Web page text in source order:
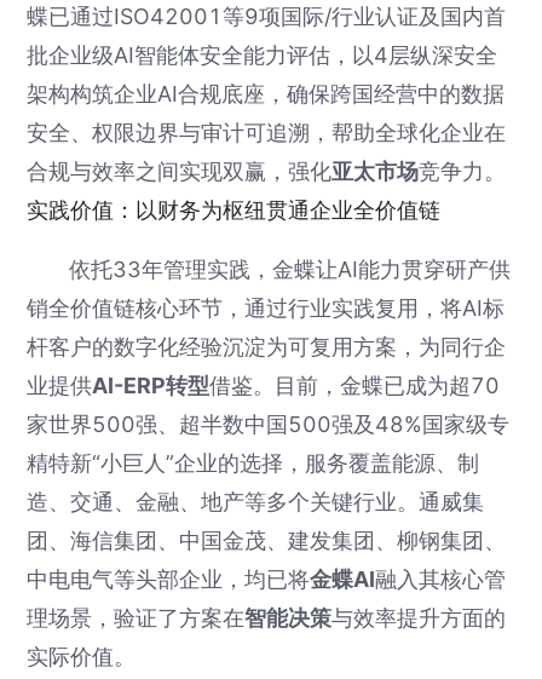
蝶已通过ISO42001等9项国际/行业认证及国内首
批企业级AI智能体安全能力评估，以4层纵深安全
架构构筑企业AI合规底座，确保跨国经营中的数据
安全、权限边界与审计可追溯，帮助全球化企业在
合规与效率之间实现双赢，强化亚太市场竞争力。
实践价值：以财务为枢纽贯通企业全价值链
依托33年管理实践，金蝶让AI能力贯穿研产供
销全价值链核心环节，通过行业实践复用，将AI标
杆客户的数字化经验沉淀为可复用方案，为同行企
业提供AI-ERP转型借鉴。目前，金蝶已成为超70
家世界500强、超半数中国500强及48%国家级专
精特新“小巨人”企业的选择，服务覆盖能源、制
造、交通、金融、地产等多个关键行业。通威集
团、海信集团、中国金茂、建发集团、柳钢集团、
中电电气等头部企业，均已将金蝶AI融入其核心管
理场景，验证了方案在智能决策与效率提升方面的
实际价值。